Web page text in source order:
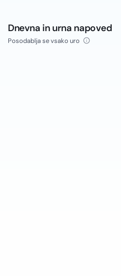
Dnevna in urna napoved
Posodablja se vsako uro